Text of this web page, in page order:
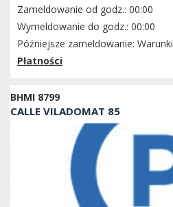
Zameldowanie od godz.: 00:00
Wymeldowanie do godz.: 00:00
Późniejsze zameldowanie: Warunki
Płatności
BHMI 8799
CALLE VILADOMAT 85